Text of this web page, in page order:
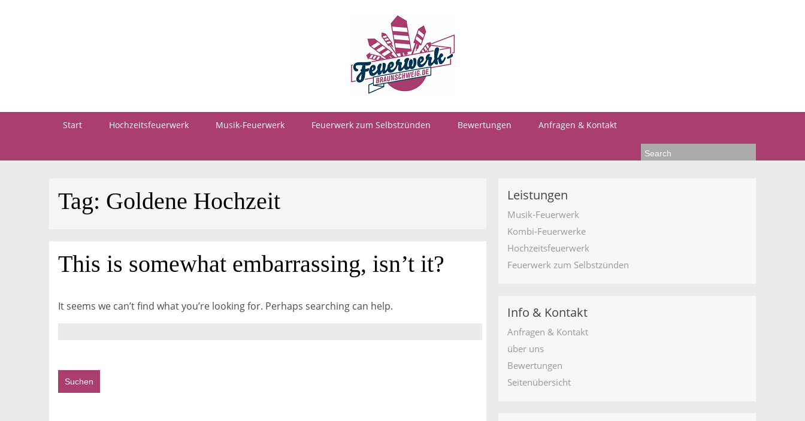
Start Hochzeitsfeuerwerk Musik-Feuerwerk Feuerwerk zum Selbstzünden Bewertungen Anfragen & Kontakt
Tag: Goldene Hochzeit
This is somewhat embarrassing, isn’t it?
It seems we can’t find what you’re looking for. Perhaps searching can help.
Leistungen
Musik-Feuerwerk
Kombi-Feuerwerke
Hochzeitsfeuerwerk
Feuerwerk zum Selbstzünden
Info & Kontakt
Anfragen & Kontakt
über uns
Bewertungen
Seitenübersicht